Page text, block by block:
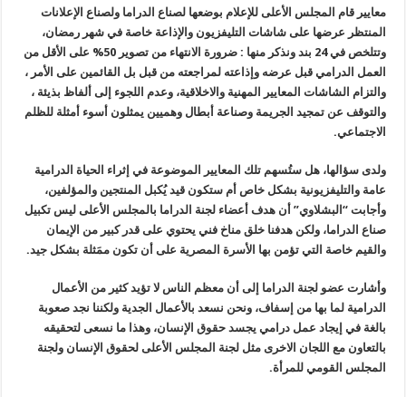
معايير قام المجلس الأعلى للإعلام بوضعها لصناع الدراما ولصناع الإعلانات
المنتظر عرضها على شاشات التليفزيون والإذاعة خاصة في شهر رمضان،
وتتلخص في 24 بند ونذكر منها : ضرورة الانتهاء من تصوير 50% على الأقل من
العمل الدرامي قبل عرضه وإذاعته لمراجعته من قبل بل القائمين على الأمر ،
والتزام الشاشات المعايير المهنية والاخلاقية، وعدم اللجوء إلى ألفاظ بذيئة ،
والتوقف عن تمجيد الجريمة وصناعة أبطال وهميين يمثلون أسوء أمثلة للظلم
الاجتماعي.
ولدى سؤالها، هل ستُسهم تلك المعايير الموضوعة في إثراء الحياة الدرامية
عامة والتليفزيونية بشكل خاص أم ستكون قيد يُكبل المنتجين والمؤلفين،
وأجابت “البشلاوي” أن هدف أعضاء لجنة الدراما بالمجلس الأعلى ليس تكبيل
صناع الدراما، ولكن هدفنا خلق مناخ فني يحتوي على قدر كبير من الإيمان
والقيم خاصة التي تؤمن بها الأسرة المصرية على أن تكون ممَثلة بشكل جيد.
وأشارت عضو لجنة الدراما إلى أن معظم الناس لا تؤيد كثير من الأعمال
الدرامية لما بها من إسفاف، ونحن نسعد بالأعمال الجدية ولكننا نجد صعوبة
بالغة في إيجاد عمل درامي يجسد حقوق الإنسان، وهذا ما نسعى لتحقيقه
بالتعاون مع اللجان الاخرى مثل لجنة المجلس الأعلى لحقوق الإنسان ولجنة
المجلس القومي للمرأة.